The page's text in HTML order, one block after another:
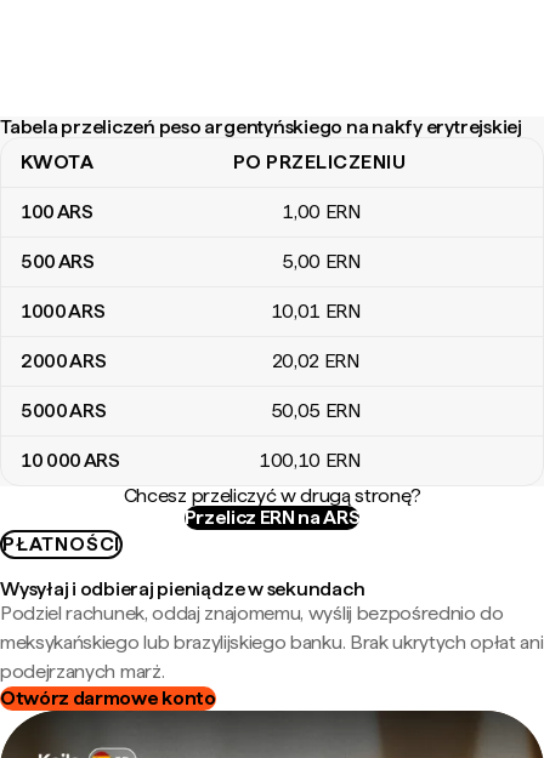
Tabela przeliczeń peso argentyńskiego na nakfy erytrejskiej
Tabela przeliczeń peso argentyńskiego na nakfy erytrejskiej
KWOTA PO PRZELICZENIU
100ARS 1,00 ERN
500ARS 5,00 ERN
1000ARS 10,01 ERN
2000ARS 20,02 ERN
5000ARS 50,05 ERN
10 000ARS 100,10 ERN
Chcesz przeliczyć w drugą stronę?
Przelicz ERN na ARS
PŁATNOŚCI
Wysyłaj i odbieraj pieniądze w sekundach
Podziel rachunek, oddaj znajomemu, wyślij bezpośrednio do
meksykańskiego lub brazylijskiego banku. Brak ukrytych opłat ani
podejrzanych marż.
Otwórz darmowe konto